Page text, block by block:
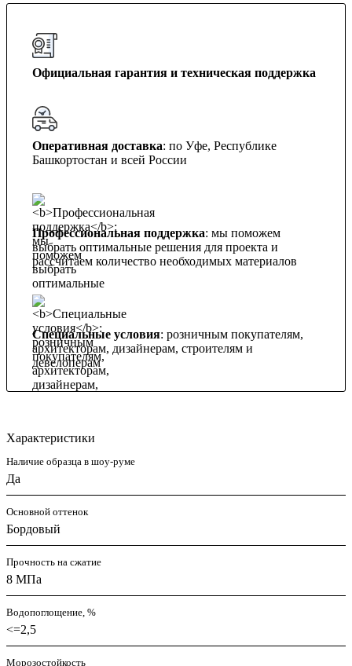
Официальная гарантия и техническая поддержка
Оперативная доставка: по Уфе, Республике
Башкортостан и всей России
Профессиональная поддержка: мы поможем
выбрать оптимальные решения для проекта и
рассчитаем количество необходимых материалов
Специальные условия: розничным покупателям,
архитекторам, дизайнерам, строителям и
девелоперам
Характеристики
Наличие образца в шоу-руме
Да
Основной оттенок
Бордовый
Прочность на сжатие
8 МПа
Водопоглощение, %
<=2,5
Морозостойкость